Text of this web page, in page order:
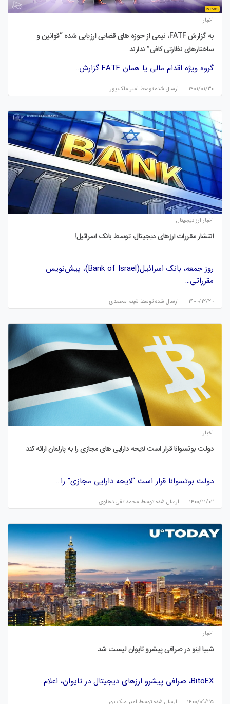
اخبار
به گزارش FATF، نیمی از حوزه های قضایی ارزیابی شده “قوانین و
ساختارهای نظارتی کافی” ندارند
گروه ویژه اقدام مالی یا همان FATF گزارش…
۱۴۰۱/۰۱/۳۰ ارسال شده توسط امیر ملک پور
اخبار ارز دیجیتال
انتشار مقررات ارزهای دیجیتال، توسط بانک اسرائیل!
روز جمعه، بانک اسرائیل(Bank of Israel)، پیش‌نویس
مقرراتی…
۱۴۰۰/۱۲/۲۰ ارسال شده توسط شبنم محمدی
اخبار
دولت بوتسوانا قرار است لایحه دارایی های مجازی را به پارلمان ارائه کند
دولت بوتسوانا قرار است “لایحه دارایی مجازی” را…
۱۴۰۰/۱۱/۰۲ ارسال شده توسط محمد تقی دهلوی
اخبار
شیبا اینو در صرافی پیشرو تایوان لیست شد
BitoEX، صرافی پیشرو ارزهای دیجیتال در تایوان، اعلام…
۱۴۰۰/۰۹/۲۵ ارسال شده توسط امیر ملک پور